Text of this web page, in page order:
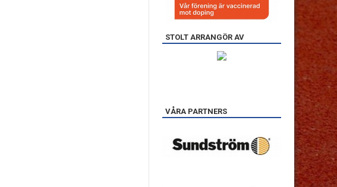
STOLT ARRANGÖR AV
VÅRA PARTNERS